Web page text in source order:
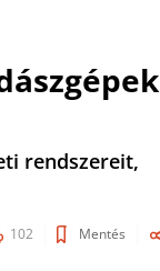
rendszereit,
102 Mentés